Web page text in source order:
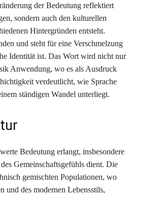
der Bedeutung reflektiert
sondern auch den kulturellen
Hintergründen entsteht.
und steht für eine Verschmelzung
Identität ist. Das Wort wird nicht nur
Anwendung, wo es als Ausdruck
verdeutlicht, wie Sprache
ständigen Wandel unterliegt.
Bedeutung erlangt, insbesondere
Gemeinschaftsgefühls dient. Die
gemischten Populationen, wo
und des modernen Lebensstils,